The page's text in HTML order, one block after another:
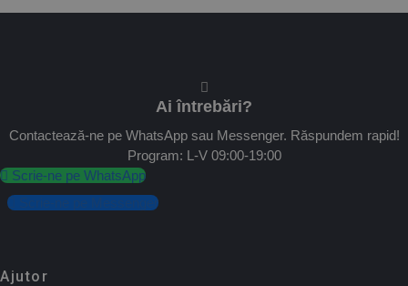
Ai întrebări?
Contactează-ne pe WhatsApp sau Messenger. Răspundem rapid!
Program: L-V 09:00-19:00
Scrie-ne pe WhatsApp
Scrie-ne pe Messenger
Ajutor